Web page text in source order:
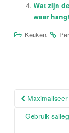
Wat zijn
waar
Keuken.
Gebruik